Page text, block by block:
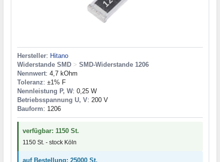
Hersteller: Hitano
Widerstande SMD > SMD-Widerstande 1206
Nennwert: 4,7 kOhm
Toleranz: ±1% F
Nennleistung P, W: 0,25 W
Betriebsspannung U, V: 200 V
Bauform: 1206
verfügbar: 1150 St.
1150 St. - stock Köln
auf Bestellung: 25000 St.